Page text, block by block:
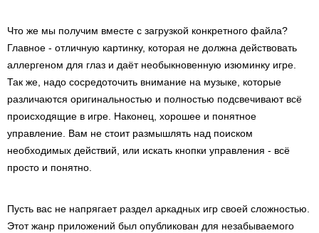
Что же мы получим вместе с загрузкой конкретного файла?
Главное - отличную картинку, которая не должна действовать
аллергеном для глаз и даёт необыкновенную изюминку игре.
Так же, надо сосредоточить внимание на музыке, которые
различаются оригинальностью и полностью подсвечивают всё
происходящие в игре. Наконец, хорошее и понятное
управление. Вам не стоит размышлять над поиском
необходимых действий, или искать кнопки управления - всё
просто и понятно.
Пусть вас не напрягает раздел аркадных игр своей сложностью.
Этот жанр приложений был опубликован для незабываемого